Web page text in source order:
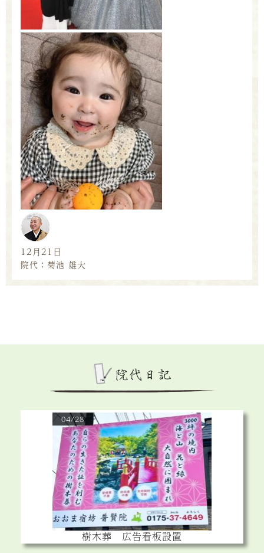
12月21日
院代：菊池 雄大
04/28
樹木葬 広告看板設置